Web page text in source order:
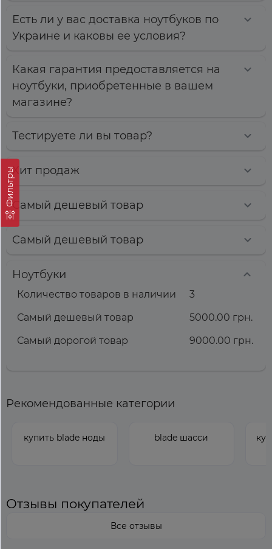
Фильтры
Есть ли у вас доставка ноутбуков по
Украине и каковы ее условия?
Какая гарантия предоставляется на
ноутбуки, приобретенные в вашем
магазине?
Тестируете ли вы товар?
Хит продаж
Самый дешевый товар
Самый дешевый товар
Ноутбуки
Количество товаров в наличии
3
Самый дешевый товар
5000.00 грн.
Самый дорогой товар
9000.00 грн.
Рекомендованные категории
купить blade ноды blade шасси
Отзывы покупателей
Все отзывы